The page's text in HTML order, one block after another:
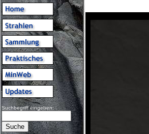
Suchbegriff eingeben: